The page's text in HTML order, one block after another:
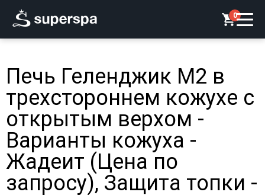
0
Печь Геленджик М2 в
трехстороннем кожухе с
открытым верхом -
Варианты кожуха -
Жадеит (Цена по
запросу), Защита топки -